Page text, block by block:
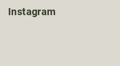
Instagram